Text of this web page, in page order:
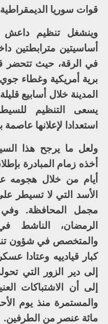
قوات سوريا
وينشغل تنظيم داعش
أساسيتين مترابطتين
في الرقة، حيث تتحضر
برية أمريكية وغطاء
المدينة خلال أسابيع
يسعى التنظيم
استعدادا لإعلانها
ولعل ما يرجح هذا
أخذه زمام المبادرة
أيام من خلال هجومه
مجمل المحافظة.
الرمضان،
والمتخصص في شؤون
كبار قيادييه وعتادا
إلى دير الزور التي
إلى أن الاشتباكات
والمستمرة منذ يوم
مائة عنصر من الطرفين.